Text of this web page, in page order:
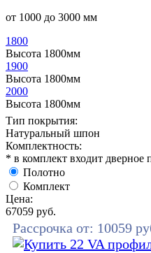
от 1000 до 3000 мм
1800
Высота 1800мм
1900
Высота 1800мм
2000
Высота 1800мм
Тип покрытия:
Натуральный шпон
Комплектность:
* в комплект входит дверное
Полотно
Комплект
Цена:
67059 руб.
Рассрочка от: 10059